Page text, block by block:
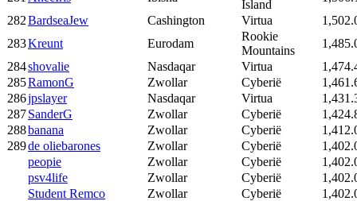
Island
282BardseaJew Cashington Virtua
283Kreunt Eurodam
Rookie
Mountains
284shovalie Nasdaqar Virtua
285RamonG Zwollar Cyberië
286jpslayer Nasdaqar Virtua
287SanderG Zwollar Cyberië
288banana Zwollar Cyberië
289de oliebarones Zwollar Cyberië
peopie
Zwollar Cyberië
psv4life
Zwollar Cyberië
Student Remco
Zwollar Cyberië